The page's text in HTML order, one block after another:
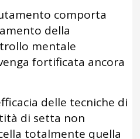
comporta
della
mentale
fortificata ancora
delle tecniche di
di setta non
totalmente quella